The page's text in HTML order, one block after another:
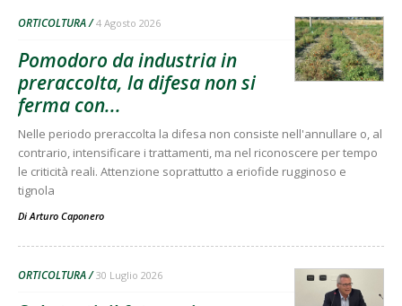
ORTICOLTURA 4 Agosto 2026
Pomodoro da industria in
preraccolta, la difesa non si
ferma con...
Nelle periodo preraccolta la difesa non consiste nell'annullare o, al
contrario, intensificare i trattamenti, ma nel riconoscere per tempo
le criticità reali. Attenzione soprattutto a eriofide rugginoso e
tignola
Di Arturo Caponero
ORTICOLTURA 30 Luglio 2026